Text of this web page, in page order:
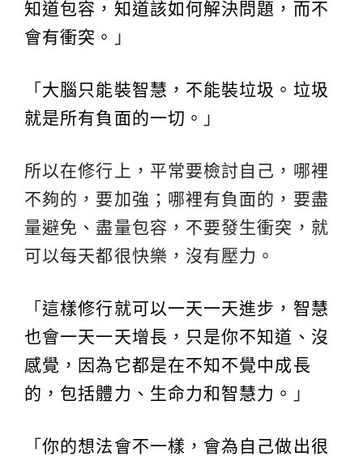
知道包容，知道該如何解決問題，而不
會有衝突。
」
「 大腦只能裝智慧，不能裝垃圾。垃圾
就是所有負面的一切。 」
所以在修行上，平常要檢討自己，哪裡
不夠的，要加強；哪裡有負面的，要盡
量避免、盡量包容，不要發生衝突，就
可以每天都很快樂，沒有壓力。
「這樣修行就可以一天一天進步，智慧
也會一天一天增長，只是你不知道、沒
感覺，因為它都是在不知不覺中成長
的，包括體力、生命力和智慧力。
」
「你的想法會不一樣，會為自己做出很